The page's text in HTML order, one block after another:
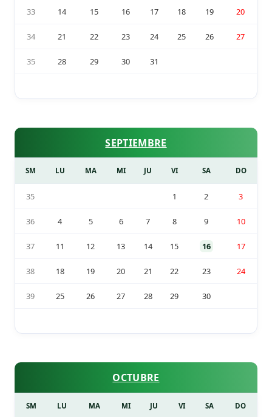
33 14 15 16 17 18 19 20
34 21 22 23 24 25 26 27
35 28 29 30 31
SEPTIEMBRE
SM LU MA MI JU VI SA DO
35 1 2 3
36 4 5 6 7 8 9 10
37 11 12 13 14 15 16 17
38 18 19 20 21 22 23 24
39 25 26 27 28 29 30
OCTUBRE
SM LU MA MI JU VI SA DO